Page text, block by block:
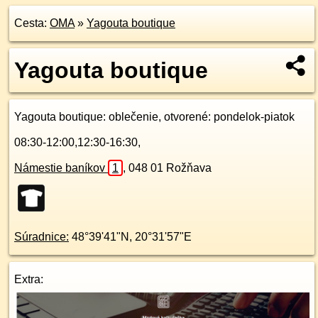
Cesta: OMA» Yagouta boutique
Yagouta boutique
Yagouta boutique: oblečenie, otvorené: pondelok-piatok
08:30-12:00,12:30-16:30,
Námestie baníkov 1 , 048 01 Rožňava
Súradnice: 48°39'41"N , 20°31'57"E
Extra: